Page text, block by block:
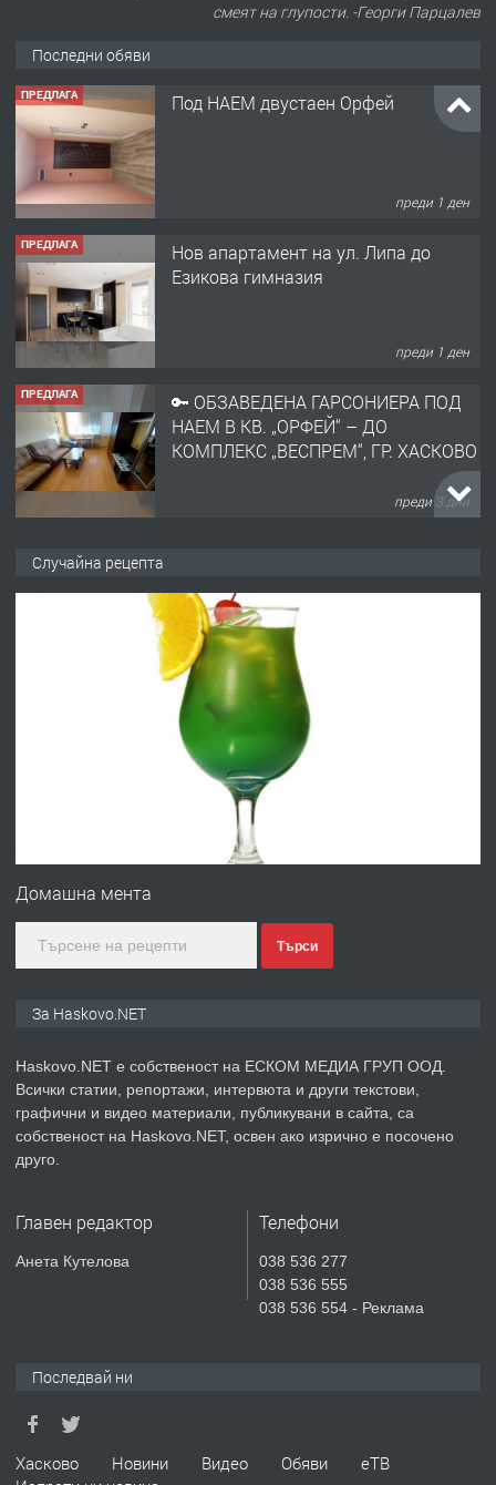
смеят на глупости. -Георги Парцалев
Последни обяви
ПРЕДЛАГА Под НАЕМ двустаен Орфей
преди 1 ден
ПРЕДЛАГА
Нов апартамент на ул. Липа до
Езикова гимназия
преди 1 ден
ПРЕДЛАГА
🔑 ОБЗАВЕДЕНА ГАРСОНИЕРА ПОД
НАЕМ В КВ. „ОРФЕЙ“ – ДО
КОМПЛЕКС „ВЕСПРЕМ“, ГР. ХАСКОВО
преди 3 дни
АПАРТАМЕНТ В ЦЕНТЪРА НА ГР.
ХАСКОВО
Давам гараж под наем
№4120 Магазин/Офис под наем в кв.
преди 4 дни
ПРЕДЛАГА
Продавам парцел в гр. Хасково кв.
СГЛОБЯВАНЕ НА МЕБЕЛИ.
апартамент под наем в кв.
Случайна рецепта
Домашна мента
Търси
За Haskovo.NET
Haskovo.NET е собственост на ЕСКОМ МЕДИА ГРУП ООД.
Всички статии, репортажи, интервюта и други текстови,
графични и видео материали, публикувани в сайта, са
собственост на Haskovo.NET, освен ако изрично е посочено
друго.
Главен редактор
Анета Кутелова
Телефони
038 536 277
038 536 555
038 536 554 - Реклама
Последвай ни
Хасково Новини Видео Обяви
еТВ